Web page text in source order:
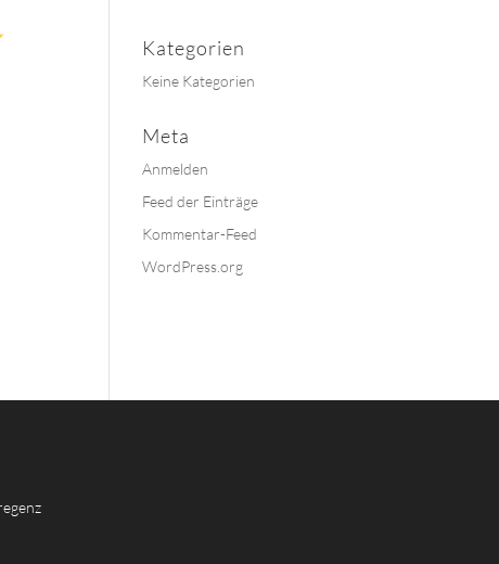
Kategorien
Keine Kategorien
Meta
Anmelden
Feed der Einträge
Kommentar-Feed
WordPress.org